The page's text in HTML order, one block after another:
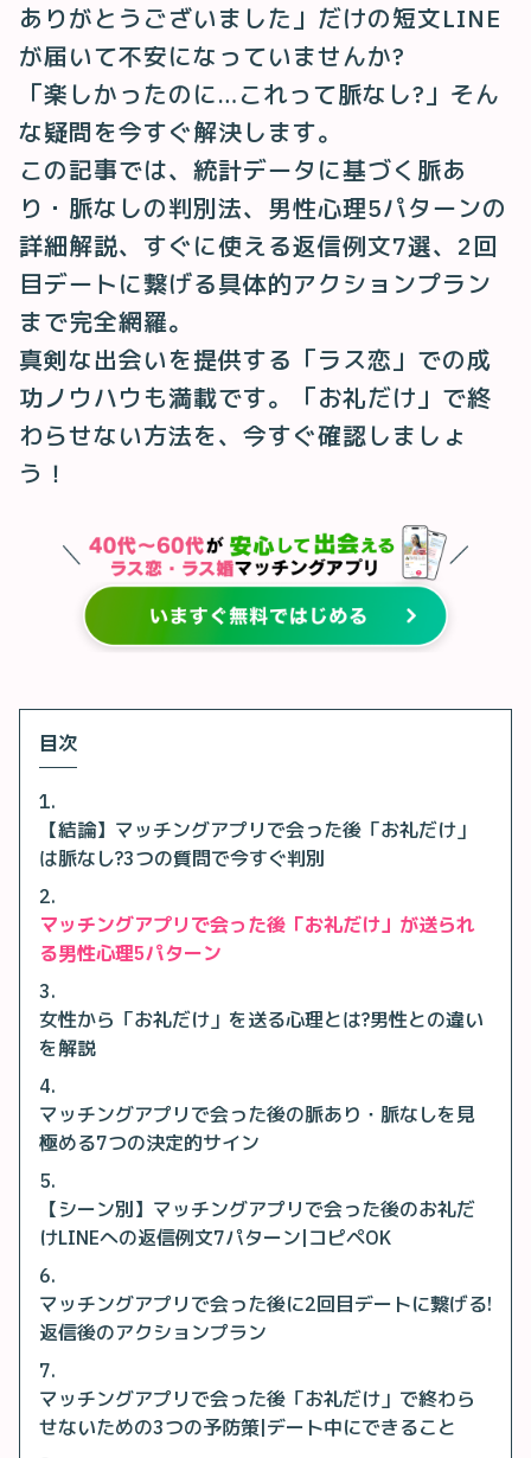
ありがとうございました」だけの短文LINE
が届いて不安になっていませんか?
「楽しかったのに…これって脈なし?」そん
な疑問を今すぐ解決します。
この記事では、統計データに基づく脈あ
り・脈なしの判別法、男性心理5パターンの
詳細解説、すぐに使える返信例文7選、2回
目デートに繋げる具体的アクションプラン
まで完全網羅。
真剣な出会いを提供する「ラス恋」での成
功ノウハウも満載です。「お礼だけ」で終
わらせない方法を、今すぐ確認しましょ
う！
目次
【結論】マッチングアプリで会った後「お礼だけ」
は脈なし?3つの質問で今すぐ判別
マッチングアプリで会った後「お礼だけ」が送られ
る男性心理5パターン
女性から「お礼だけ」を送る心理とは?男性との違い
を解説
マッチングアプリで会った後の脈あり・脈なしを見
極める7つの決定的サイン
【シーン別】マッチングアプリで会った後のお礼だ
けLINEへの返信例文7パターン|コピペOK
マッチングアプリで会った後に2回目デートに繋げる!
返信後のアクションプラン
マッチングアプリで会った後「お礼だけ」で終わら
せないための3つの予防策|デート中にできること